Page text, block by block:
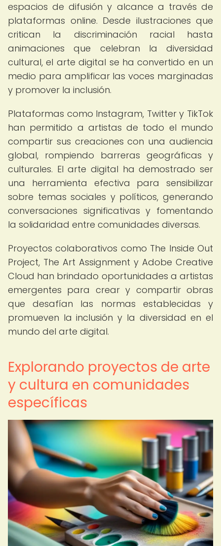
espacios de difusión y alcance a través de
plataformas online. Desde ilustraciones que
critican la discriminación racial hasta
animaciones que celebran la diversidad
cultural, el arte digital se ha convertido en un
medio para amplificar las voces marginadas
y promover la inclusión.
Plataformas como Instagram, Twitter y TikTok
han permitido a artistas de todo el mundo
compartir sus creaciones con una audiencia
global, rompiendo barreras geográficas y
culturales. El arte digital ha demostrado ser
una herramienta efectiva para sensibilizar
sobre temas sociales y políticos, generando
conversaciones significativas y fomentando
la solidaridad entre comunidades diversas.
Proyectos colaborativos como The Inside Out
Project, The Art Assignment y Adobe Creative
Cloud han brindado oportunidades a artistas
emergentes para crear y compartir obras
que desafían las normas establecidas y
promueven la inclusión y la diversidad en el
mundo del arte digital.
Explorando proyectos de arte
y cultura en comunidades
específicas